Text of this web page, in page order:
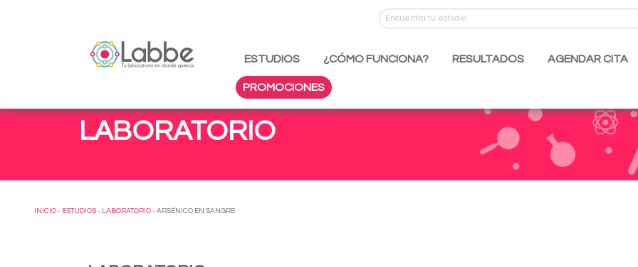
ESTUDIOS ¿CÓMO FUNCIONA? RESULTADOS AGENDAR CITA
PROMOCIONES
LABORATORIO
INICIO - ESTUDIOS - LABORATORIO - ARSÉNICO EN SANGRE